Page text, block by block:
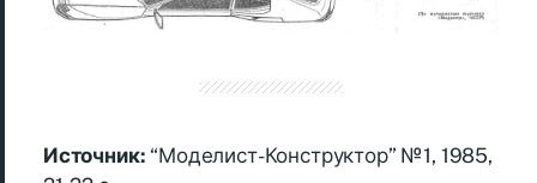
Источник: “Моделист-Конструктор” №1, 1985,